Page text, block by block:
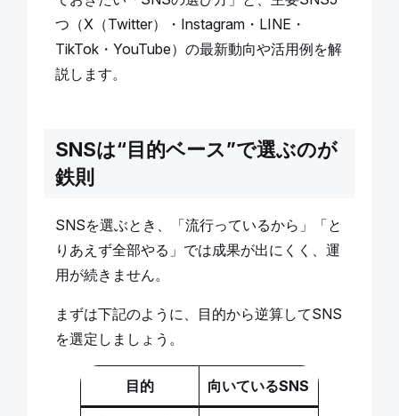
つ（X（Twitter）・Instagram・LINE・
TikTok・YouTube）の最新動向や活用例を解
説します。
SNSは“目的ベース”で選ぶのが
鉄則
SNSを選ぶとき、「流行っているから」「と
りあえず全部やる」では成果が出にくく、運
用が続きません。
まずは下記のように、目的から逆算してSNS
を選定しましょう。
目的 向いているSNS